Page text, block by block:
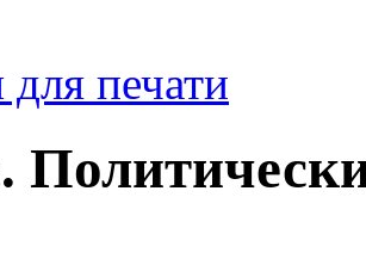
для печати